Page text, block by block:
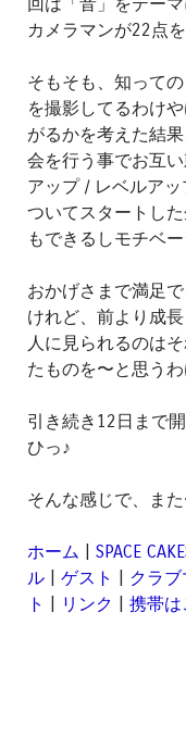
カメラマンが22点
そもそも、知って
を撮影してるわけ
がるかを考えた結
会を行う事でお互
アップ / レベルア
ついてスタートし
もできるしモチベ
おかげさまで満足
けれど、前より成
人に見られるのは
たものを〜と思うわ
引き続き12日まで
ひっ♪
そんな感じで、ま
ホーム SPACE
ル
ゲスト クラ
ト
リンク 携帯は